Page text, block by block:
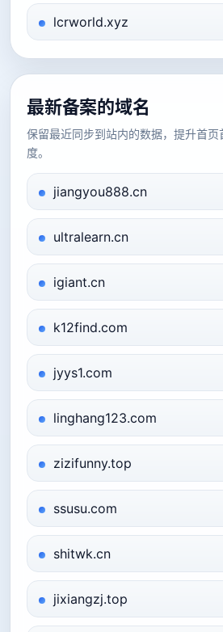
lcrworld.xyz
最新备案的域名
保留最近同步到站内的数据，提升首页
度。
jiangyou888.cn
ultralearn.cn
igiant.cn
k12find.com
jyys1.com
linghang123.com
zizifunny.top
ssusu.com
shitwk.cn
jixiangzj.top